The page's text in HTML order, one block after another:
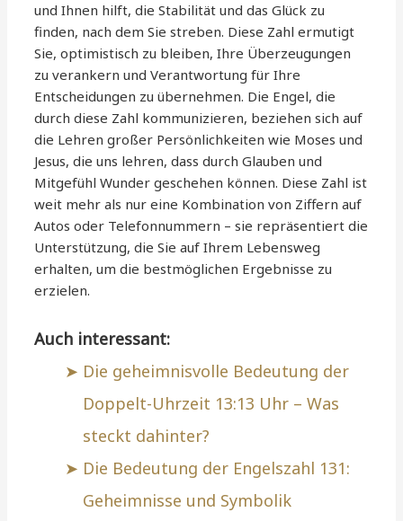
und Ihnen hilft, die Stabilität und das Glück zu
finden, nach dem Sie streben. Diese Zahl ermutigt
Sie, optimistisch zu bleiben, Ihre Überzeugungen
zu verankern und Verantwortung für Ihre
Entscheidungen zu übernehmen. Die Engel, die
durch diese Zahl kommunizieren, beziehen sich auf
die Lehren großer Persönlichkeiten wie Moses und
Jesus, die uns lehren, dass durch Glauben und
Mitgefühl Wunder geschehen können. Diese Zahl ist
weit mehr als nur eine Kombination von Ziffern auf
Autos oder Telefonnummern – sie repräsentiert die
Unterstützung, die Sie auf Ihrem Lebensweg
erhalten, um die bestmöglichen Ergebnisse zu
erzielen.
Auch interessant:
Die geheimnisvolle Bedeutung der
Doppelt-Uhrzeit 13:13 Uhr – Was
steckt dahinter?
Die Bedeutung der Engelszahl 131:
Geheimnisse und Symbolik